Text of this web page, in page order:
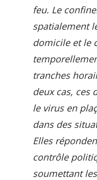
feu. Le
spatialement
domicile et le
tranches
deux cas, ces
le virus en
dans des
Elles
contrôle
soumettant